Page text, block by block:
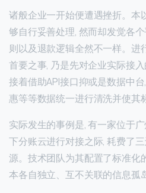
诸般企业一开始便遭遇挫折。本
够自行妥善处理, 然而却发觉各
则以及退款逻辑全然不一样。进
首要之事, 乃是先对企业实际接
接着借助API接口抑或是数据中
惠等等数据统一进行清洗并使其
实际发生的事例是, 有一家位于
下分账云进行对接之际, 耗费了
源。技术团队为其配置了标准化
本各自独立、互不关联的信息孤